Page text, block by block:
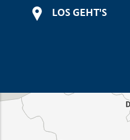
LOS GEHT'S